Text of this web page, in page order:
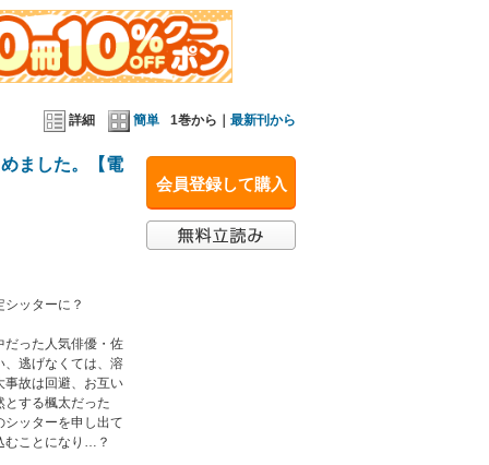
詳細 簡単 1巻から｜ 最新刊から
会員登録して購入
ました。【電
ッターに？
った人気俳優・佐
、逃げなくては、溶
故は回避、お互い
とする楓太だった
ッターを申し出て
むことになり…？